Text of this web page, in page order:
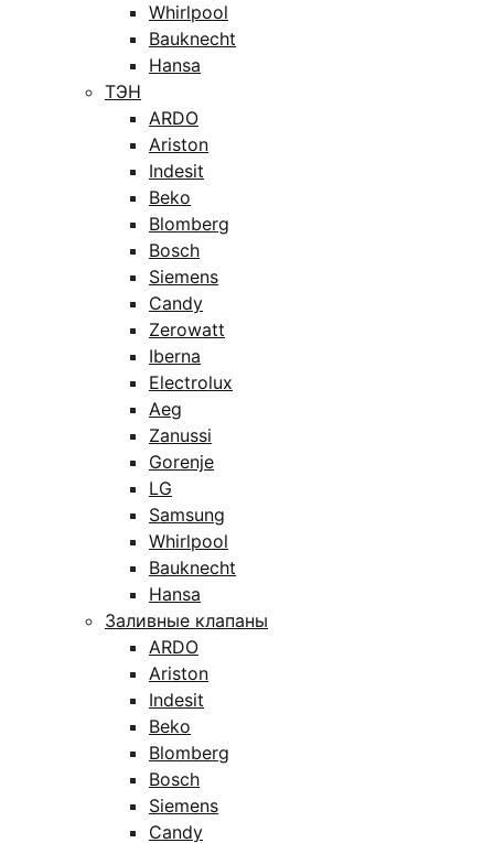
Whirlpool
Bauknecht
Hansa
ТЭН
ARDO
Ariston
Indesit
Beko
Blomberg
Bosch
Siemens
Candy
Zerowatt
Iberna
Electrolux
Aeg
Zanussi
Gorenje
LG
Samsung
Whirlpool
Bauknecht
Hansa
Заливные клапаны
ARDO
Ariston
Indesit
Beko
Blomberg
Bosch
Siemens
Candy